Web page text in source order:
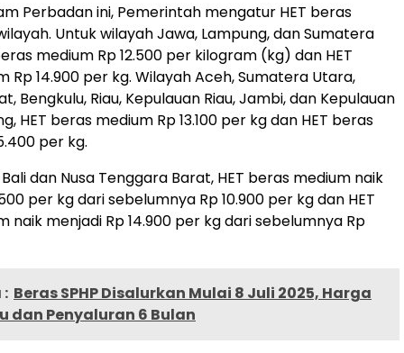
Perbadan ini, Pemerintah mengatur HET beras
Untuk wilayah Jawa, Lampung, dan Sumatera
medium Rp 12.500 per kilogram (kg) dan HET
Rp 14.900 per kg. Wilayah Aceh, Sumatera Utara,
Bengkulu, Riau, Kepulauan Riau, Jambi, dan Kepulauan
HET beras medium Rp 13.100 per kg dan HET beras
per kg.
dan Nusa Tenggara Barat, HET beras medium naik
per kg dari sebelumnya Rp 10.900 per kg dan HET
naik menjadi Rp 14.900 per kg dari sebelumnya Rp
: Beras SPHP Disalurkan Mulai 8 Juli 2025, Harga
dan Penyaluran 6 Bulan